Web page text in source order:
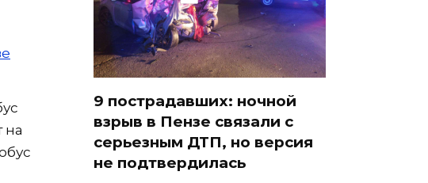
на
9 пострадавших: ночной
взрыв в Пензе связали с
серьезным ДТП, но версия
не подтвердилась